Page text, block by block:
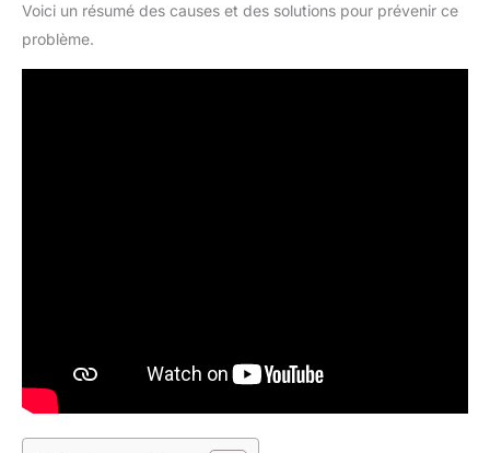
Voici un résumé des causes et des solutions pour prévenir ce
problème.